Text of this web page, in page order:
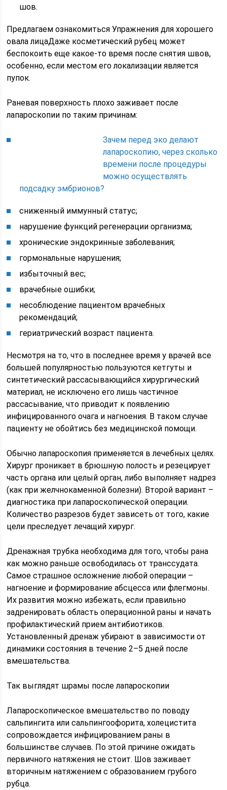
шов.
Предлагаем ознакомиться Упражнения для хорошего
овала лицаДаже косметический рубец может
беспокоить еще какое-то время после снятия швов,
особенно, если местом его локализации является
пупок.
Раневая поверхность плохо заживает после
лапароскопии по таким причинам:
Зачем перед эко делают
лапароскопию, через сколько
времени после процедуры
можно осуществлять
подсадку эмбрионов?
сниженный иммунный статус;
нарушение функций регенерации организма;
хронические эндокринные заболевания;
гормональные нарушения;
избыточный вес;
врачебные ошибки;
несоблюдение пациентом врачебных
рекомендаций;
гериатрический возраст пациента.
Несмотря на то, что в последнее время у врачей все
большей популярностью пользуются кетгуты и
синтетический рассасывающийся хирургический
материал, не исключено его лишь частичное
рассасывание, что приводит к появлению
инфицированного очага и нагноения. В таком случае
пациенту не обойтись без медицинской помощи.
Обычно лапароскопия применяется в лечебных целях.
Хирург проникает в брюшную полость и резецирует
часть органа или целый орган, либо выполняет надрез
(как при желчнокаменной болезни). Второй вариант –
диагностика при лапароскопической операции.
Количество разрезов будет зависеть от того, какие
цели преследует лечащий хирург.
Дренажная трубка необходима для того, чтобы рана
как можно раньше освободилась от транссудата.
Самое страшное осложнение любой операции –
нагноение и формирование абсцесса или флегмоны.
Их развития можно избежать, если правильно
задренировать область операционной раны и начать
профилактический прием антибиотиков.
Установленный дренаж убирают в зависимости от
динамики состояния в течение 2–5 дней после
вмешательства.
Так выглядят шрамы после лапароскопии
Лапароскопическое вмешательство по поводу
сальпингита или сальпингоофорита, холецистита
сопровождается инфицированием раны в
большинстве случаев. По этой причине ожидать
первичного натяжения не стоит. Шов заживает
вторичным натяжением с образованием грубого
рубца.